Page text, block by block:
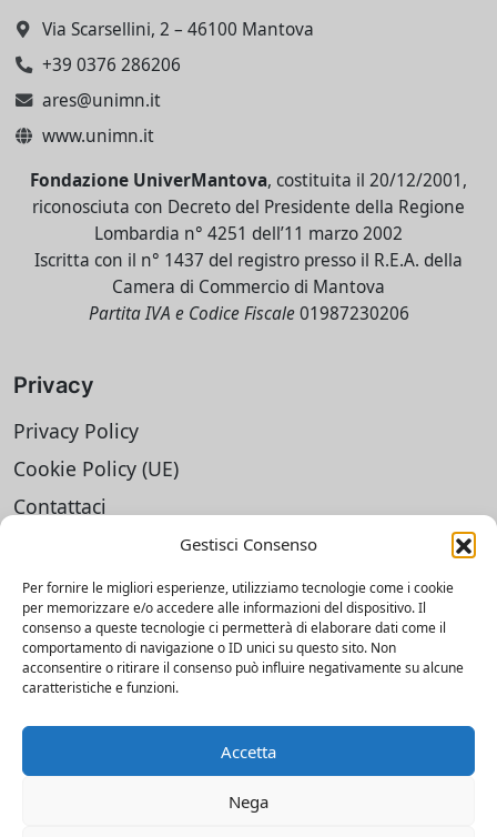
Gestisci Consenso
Per fornire le migliori esperienze, utilizziamo tecnologie come i cookie
per memorizzare e/o accedere alle informazioni del dispositivo. Il
consenso a queste tecnologie ci permetterà di elaborare dati come il
comportamento di navigazione o ID unici su questo sito. Non
acconsentire o ritirare il consenso può influire negativamente su alcune
caratteristiche e funzioni.
Accetta
Nega
Via Scarsellini, 2 – 46100 Mantova
+39 0376 286206
ares@unimn.it
www.unimn.it
Fondazione UniverMantova, costituita il 20/12/2001,
riconosciuta con Decreto del Presidente della Regione
Lombardia n° 4251 dell’11 marzo 2002
Iscritta con il n° 1437 del registro presso il R.E.A. della
Camera di Commercio di Mantova
Partita IVA e Codice Fiscale01987230206
Privacy
Privacy Policy
Cookie Policy (UE)
Contattaci
Facebook
Instagram UniverMantova
Instagram SSML
TikTok